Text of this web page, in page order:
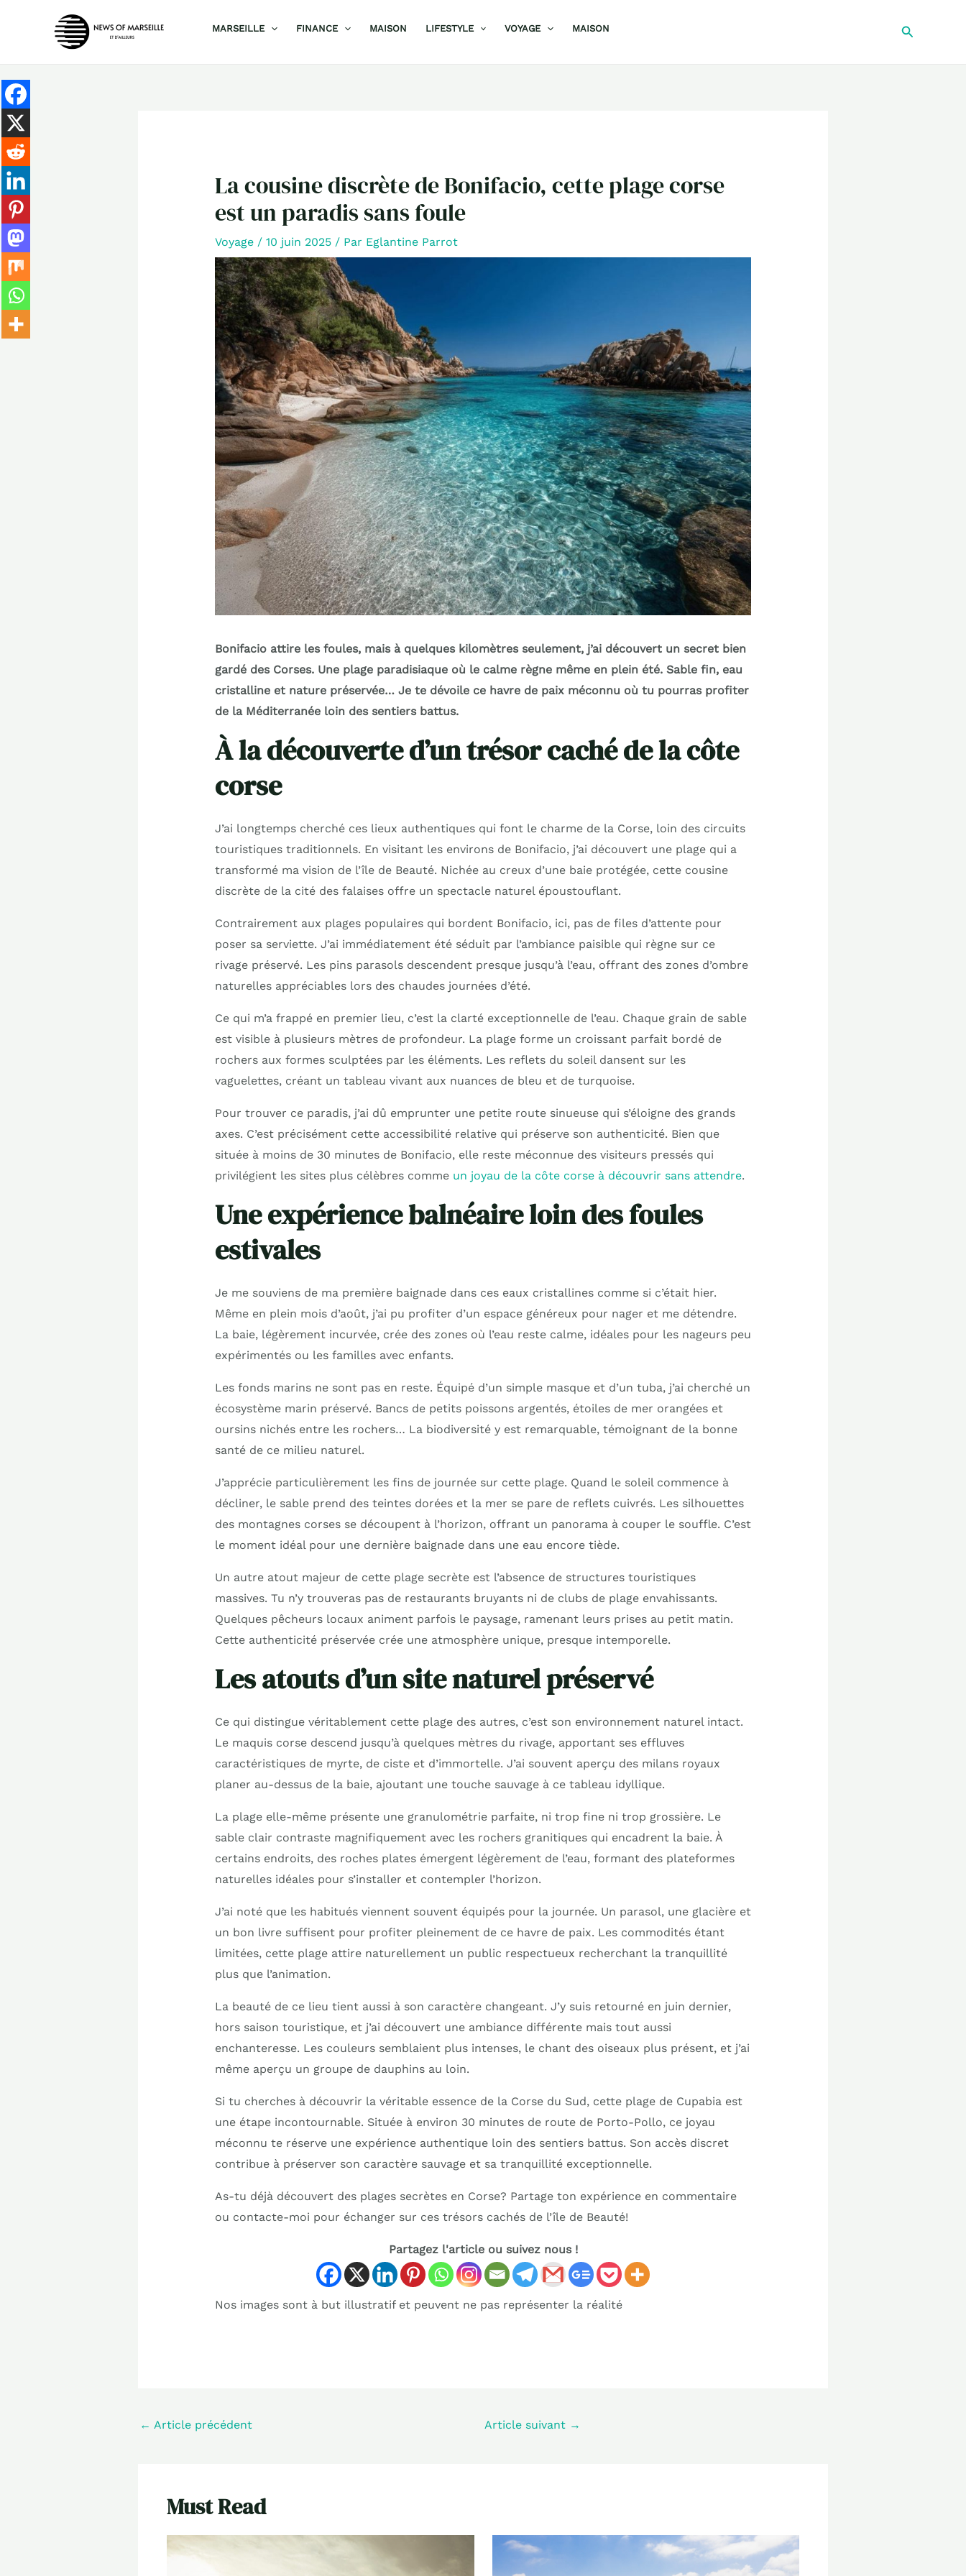
MARSEILLE FINANCE MAISON LIFESTYLE VOYAGE MAISON
La cousine discrète de Bonifacio, cette plage corse
est un paradis sans foule
Voyage/ 10 juin 2025 / Par Eglantine Parrot
Bonifacio attire les foules, mais à quelques kilomètres seulement, j’ai découvert un secret bien
gardé des Corses. Une plage paradisiaque où le calme règne même en plein été. Sable fin, eau
cristalline et nature préservée… Je te dévoile ce havre de paix méconnu où tu pourras profiter
de la Méditerranée loin des sentiers battus.
À la découverte d’un trésor caché de la côte
corse
J’ai longtemps cherché ces lieux authentiques qui font le charme de la Corse, loin des circuits
touristiques traditionnels. En visitant les environs de Bonifacio, j’ai découvert une plage qui a
transformé ma vision de l’île de Beauté. Nichée au creux d’une baie protégée, cette cousine
discrète de la cité des falaises offre un spectacle naturel époustouflant.
Contrairement aux plages populaires qui bordent Bonifacio, ici, pas de files d’attente pour
poser sa serviette. J’ai immédiatement été séduit par l’ambiance paisible qui règne sur ce
rivage préservé. Les pins parasols descendent presque jusqu’à l’eau, offrant des zones d’ombre
naturelles appréciables lors des chaudes journées d’été.
Ce qui m’a frappé en premier lieu, c’est la clarté exceptionnelle de l’eau. Chaque grain de sable
est visible à plusieurs mètres de profondeur. La plage forme un croissant parfait bordé de
rochers aux formes sculptées par les éléments. Les reflets du soleil dansent sur les
vaguelettes, créant un tableau vivant aux nuances de bleu et de turquoise.
Pour trouver ce paradis, j’ai dû emprunter une petite route sinueuse qui s’éloigne des grands
axes. C’est précisément cette accessibilité relative qui préserve son authenticité. Bien que
située à moins de 30 minutes de Bonifacio, elle reste méconnue des visiteurs pressés qui
privilégient les sites plus célèbres comme un joyau de la côte corse à découvrir sans attendre.
Une expérience balnéaire loin des foules
estivales
Je me souviens de ma première baignade dans ces eaux cristallines comme si c’était hier.
Même en plein mois d’août, j’ai pu profiter d’un espace généreux pour nager et me détendre.
La baie, légèrement incurvée, crée des zones où l’eau reste calme, idéales pour les nageurs peu
expérimentés ou les familles avec enfants.
Les fonds marins ne sont pas en reste. Équipé d’un simple masque et d’un tuba, j’ai cherché un
écosystème marin préservé. Bancs de petits poissons argentés, étoiles de mer orangées et
oursins nichés entre les rochers… La biodiversité y est remarquable, témoignant de la bonne
santé de ce milieu naturel.
J’apprécie particulièrement les fins de journée sur cette plage. Quand le soleil commence à
décliner, le sable prend des teintes dorées et la mer se pare de reflets cuivrés. Les silhouettes
des montagnes corses se découpent à l’horizon, offrant un panorama à couper le souffle. C’est
le moment idéal pour une dernière baignade dans une eau encore tiède.
Un autre atout majeur de cette plage secrète est l’absence de structures touristiques
massives. Tu n’y trouveras pas de restaurants bruyants ni de clubs de plage envahissants.
Quelques pêcheurs locaux animent parfois le paysage, ramenant leurs prises au petit matin.
Cette authenticité préservée crée une atmosphère unique, presque intemporelle.
Les atouts d’un site naturel préservé
Ce qui distingue véritablement cette plage des autres, c’est son environnement naturel intact.
Le maquis corse descend jusqu’à quelques mètres du rivage, apportant ses effluves
caractéristiques de myrte, de ciste et d’immortelle. J’ai souvent aperçu des milans royaux
planer au-dessus de la baie, ajoutant une touche sauvage à ce tableau idyllique.
La plage elle-même présente une granulométrie parfaite, ni trop fine ni trop grossière. Le
sable clair contraste magnifiquement avec les rochers granitiques qui encadrent la baie. À
certains endroits, des roches plates émergent légèrement de l’eau, formant des plateformes
naturelles idéales pour s’installer et contempler l’horizon.
J’ai noté que les habitués viennent souvent équipés pour la journée. Un parasol, une glacière et
un bon livre suffisent pour profiter pleinement de ce havre de paix. Les commodités étant
limitées, cette plage attire naturellement un public respectueux recherchant la tranquillité
plus que l’animation.
La beauté de ce lieu tient aussi à son caractère changeant. J’y suis retourné en juin dernier,
hors saison touristique, et j’ai découvert une ambiance différente mais tout aussi
enchanteresse. Les couleurs semblaient plus intenses, le chant des oiseaux plus présent, et j’ai
même aperçu un groupe de dauphins au loin.
Si tu cherches à découvrir la véritable essence de la Corse du Sud, cette plage de Cupabia est
une étape incontournable. Située à environ 30 minutes de route de Porto-Pollo, ce joyau
méconnu te réserve une expérience authentique loin des sentiers battus. Son accès discret
contribue à préserver son caractère sauvage et sa tranquillité exceptionnelle.
As-tu déjà découvert des plages secrètes en Corse? Partage ton expérience en commentaire
ou contacte-moi pour échanger sur ces trésors cachés de l’île de Beauté!
Partagez l'article ou suivez nous !
Nos images sont à but illustratif et peuvent ne pas représenter la réalité
← Article précédent Article suivant →
Must Read